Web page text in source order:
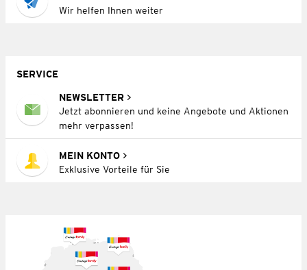
Wir helfen Ihnen weiter
SERVICE
NEWSLETTER
Jetzt abonnieren und keine Angebote und Aktionen
mehr verpassen!
MEIN KONTO
Exklusive Vorteile für Sie